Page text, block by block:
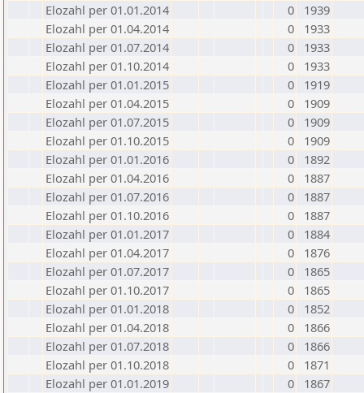
Elozahl per 01.01.2014
0
1939
Elozahl per 01.04.2014
0
1933
Elozahl per 01.07.2014
0
1933
Elozahl per 01.10.2014
0
1933
Elozahl per 01.01.2015
0
1919
Elozahl per 01.04.2015
0
1909
Elozahl per 01.07.2015
0
1909
Elozahl per 01.10.2015
0
1909
Elozahl per 01.01.2016
0
1892
Elozahl per 01.04.2016
0
1887
Elozahl per 01.07.2016
0
1887
Elozahl per 01.10.2016
0
1887
Elozahl per 01.01.2017
0
1884
Elozahl per 01.04.2017
0
1876
Elozahl per 01.07.2017
0
1865
Elozahl per 01.10.2017
0
1865
Elozahl per 01.01.2018
0
1852
Elozahl per 01.04.2018
0
1866
Elozahl per 01.07.2018
0
1866
Elozahl per 01.10.2018
0
1871
Elozahl per 01.01.2019
0
1867